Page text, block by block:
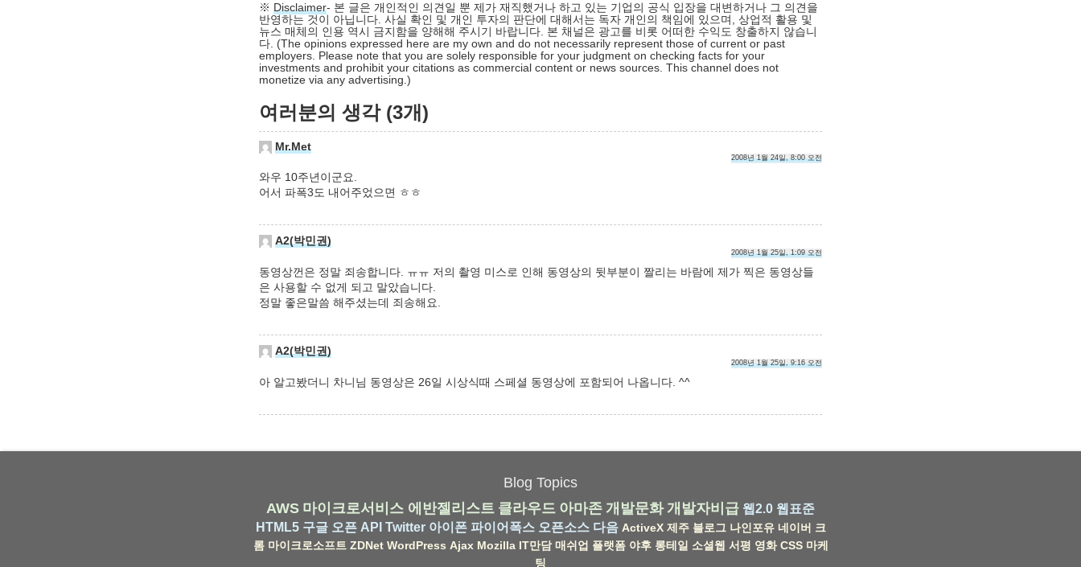
※ Disclaimer- 본 글은 개인적인 의견일 뿐 제가 재직했거나 하고 있는 기업의 공식 입장을 대변하거나 그 의견을
반영하는 것이 아닙니다. 사실 확인 및 개인 투자의 판단에 대해서는 독자 개인의 책임에 있으며, 상업적 활용 및
뉴스 매체의 인용 역시 금지함을 양해해 주시기 바랍니다. 본 채널은 광고를 비롯 어떠한 수익도 창출하지 않습니
다. (The opinions expressed here are my own and do not necessarily represent those of current or past
employers. Please note that you are solely responsible for your judgment on checking facts for your
investments and prohibit your citations as commercial content or news sources. This channel does not
monetize via any advertising.)
여러분의 생각 (3개)
Mr.Met
2008년 1월 24일, 8:00 오전
와우 10주년이군요.
어서 파폭3도 내어주었으면 ㅎㅎ
A2(박민권)
2008년 1월 25일, 1:09 오전
동영상껀은 정말 죄송합니다. ㅠㅠ 저의 촬영 미스로 인해 동영상의 뒷부분이 짤리는 바람에 제가 찍은 동영상들
은 사용할 수 없게 되고 말았습니다.
정말 좋은말씀 해주셨는데 죄송해요.
A2(박민권)
2008년 1월 25일, 9:16 오전
아 알고봤더니 차니님 동영상은 26일 시상식때 스페셜 동영상에 포함되어 나옵니다. ^^
Blog Topics
AWS 마이크로서비스 에반젤리스트 클라우드 아마존 개발문화 개발자비급 웹2.0 웹표준
HTML5 구글 오픈 API Twitter 아이폰 파이어폭스 오픈소스 다음 ActiveX 제주 블로그 나인포유 네이버 크
롬 마이크로소프트 ZDNet WordPress Ajax Mozilla IT만담 매쉬업 플랫폼 야후 롱테일 소셜웹 서평 영화 CSS 마케
팅